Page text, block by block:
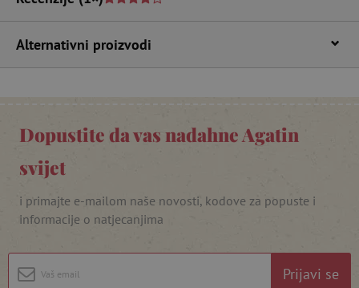
Alternativni proizvodi
Dopustite da vas nadahne Agatin
svijet
i primajte e-mailom naše novosti, kodove za popuste i
informacije o natjecanjima
Prijavi se
npr. upis korisnika na stranici te uređivanje
potrebnih kolačića.
Pružatelj usluga/
CookieScript